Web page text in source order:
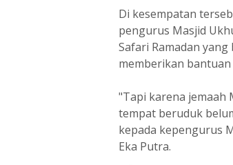
Di kesempatan
pengurus Masjid
Safari Ramadan
memberikan bantuan
"Tapi karena jemaah
tempat beruduk
kepada kepengurus
Eka Putra.